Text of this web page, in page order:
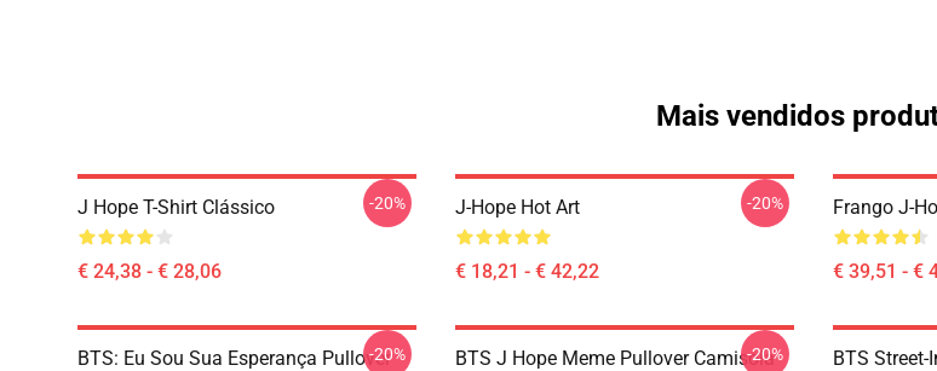
Mais vendidos
J Hope T-Shirt Clássico
€ 24,38 - € 28,06
-20% J-Hope Hot Art
€ 18,21 - € 42,22
-20% Frango J-
€ 39,51 - €
BTS: Eu Sou Sua Esperança Pullover
-20% BTS J Hope Meme Pullover Camisola
-20%
BTS